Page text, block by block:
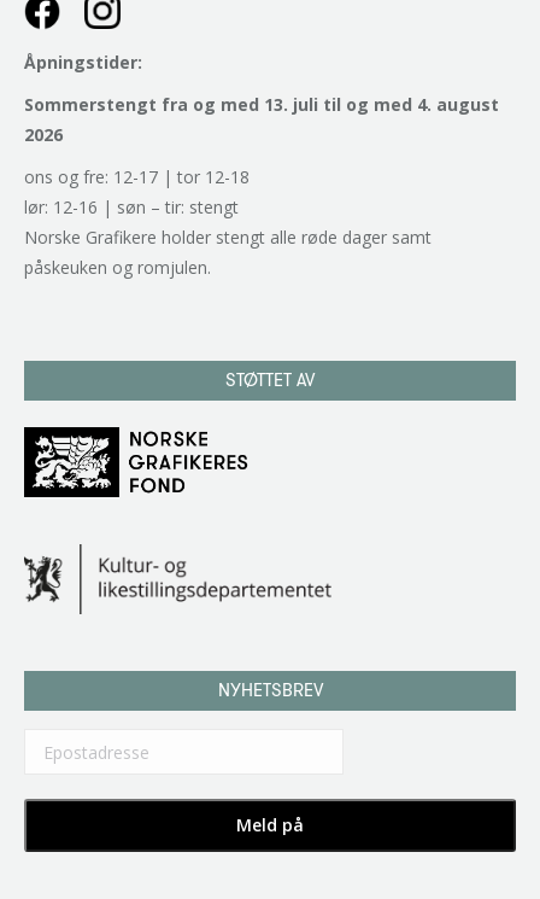
Åpningstider:
Sommerstengt fra og med 13. juli til og med 4. august
2026
ons og fre: 12-17 | tor 12-18
lør: 12-16 | søn – tir: stengt
Norske Grafikere holder stengt alle røde dager samt
påskeuken og romjulen.
STØTTET AV
NYHETSBREV